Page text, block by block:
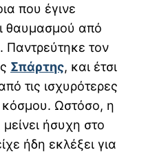
που έγινε
θαυμασμού από
Παντρεύτηκε τον
Σπάρτης, και έτσι
τις ισχυρότερες
κόσμου. Ωστόσο, η
ήσυχη στο
ήδη εκλέξει για